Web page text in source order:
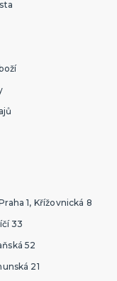
1, Křížovnická 8
33
52
21